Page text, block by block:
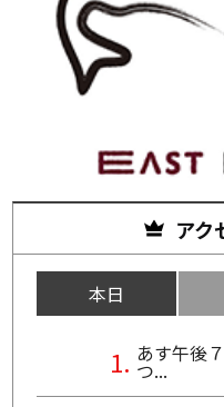
アク
本日
あす午後
つ...